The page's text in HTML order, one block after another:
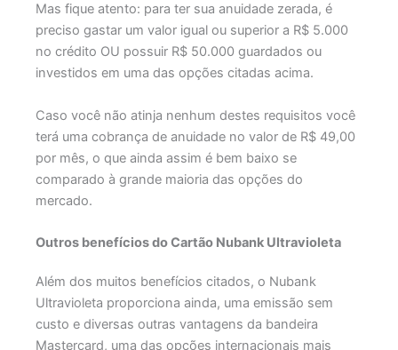
Mas fique atento: para ter sua anuidade zerada, é
preciso gastar um valor igual ou superior a R$ 5.000
no crédito OU possuir R$ 50.000 guardados ou
investidos em uma das opções citadas acima.
Caso você não atinja nenhum destes requisitos você
terá uma cobrança de anuidade no valor de R$ 49,00
por mês, o que ainda assim é bem baixo se
comparado à grande maioria das opções do
mercado.
Outros benefícios do Cartão Nubank Ultravioleta
Além dos muitos benefícios citados, o Nubank
Ultravioleta proporciona ainda, uma emissão sem
custo e diversas outras vantagens da bandeira
Mastercard, uma das opções internacionais mais